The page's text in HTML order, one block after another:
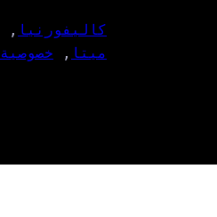
كاليفورنيا ,
ميتا , خصوصية